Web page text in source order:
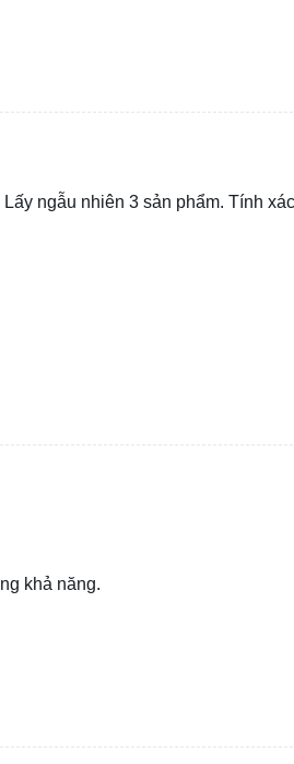
ngẫu nhiên 3 sản phẩm. Tính
khả năng.